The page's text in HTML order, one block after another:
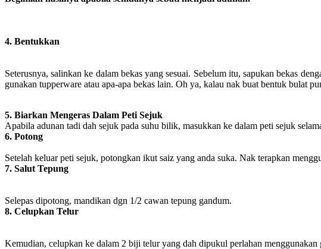
4. Bentukkan
Seterusnya, salinkan ke dalam bekas yang sesuai. Sebelum itu, sapukan bekas
gunakan tupperware atau apa-apa bekas lain. Oh ya, kalau nak buat bentuk bulat
5. Biarkan Mengeras Dalam Peti Sejuk
Apabila adunan tadi dah sejuk pada suhu bilik, masukkan ke dalam peti sejuk
6. Potong
Setelah keluar peti sejuk, potongkan ikut saiz yang anda suka. Nak terapkan
7. Salut Tepung
Selepas dipotong, mandikan dgn 1/2 cawan tepung gandum.
8. Celupkan Telur
Kemudian, celupkan ke dalam 2 biji telur yang dah dipukul perlahan menggunakan